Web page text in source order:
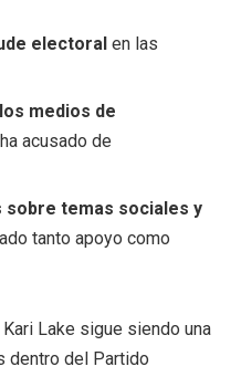
electoral en las
medios de
acusado de
temas sociales y
tanto apoyo como
Lake sigue siendo una
dentro del Partido